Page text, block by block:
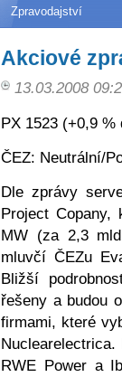
Zpravodajství
Akciové
13.03.2008
PX 1523 (+0,9
ČEZ: Neutrální/
Dle zprávy
Project
MW (za 2,3
mluvčí ČEZu
Bližší
řešeny a budou
firmami, které
RWE Power a